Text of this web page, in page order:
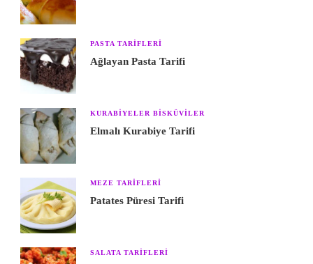
PASTA TARIFLERI
Ağlayan Pasta Tarifi
KURABIYELER BISKÜVILER
Elmalı Kurabiye Tarifi
MEZE TARIFLERI
Patates Püresi Tarifi
SALATA TARIFLERI